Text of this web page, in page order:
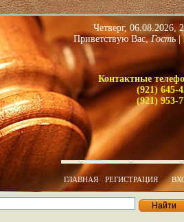
Четверг, 06.08.2026,
Приветствую Вас,Гость|
Контактные
(921) 645-
(921) 953-
ГЛАВНАЯ РЕГИСТРАЦИЯ